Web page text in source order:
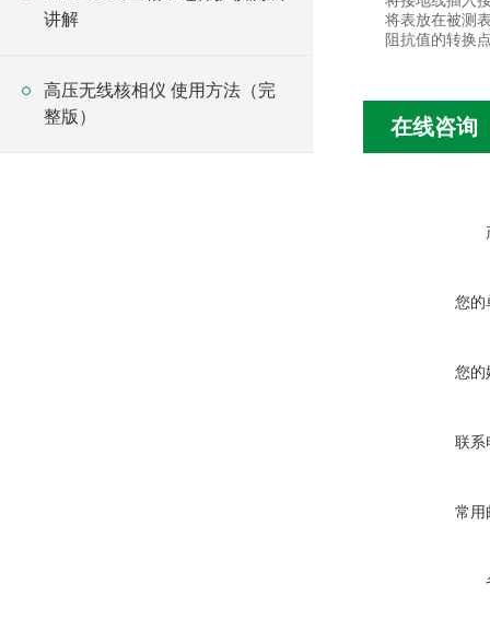
讲解
高压无线核相仪 使用方法（完
整版）
将表放在被测
阻抗值的转换
在线咨询
您的
您的
联系
常用